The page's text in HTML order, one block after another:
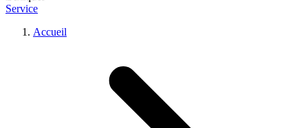
Service
Accueil